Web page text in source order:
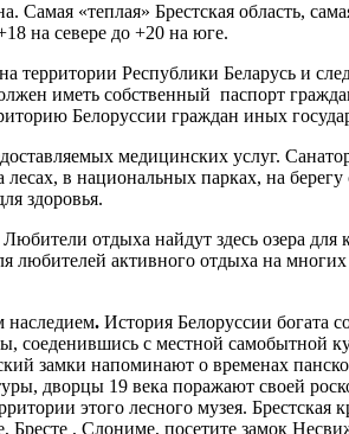
Самая «теплая» Брестская область,
на севере до +20 на юге.
Республики Беларусь и
иметь собственный паспорт
Белоруссии граждан иных
медицинских услуг.
в национальных парках, на
здоровья.
отдыха найдут здесь озера
активного отдыха на
наследием. История Белоруссии богата
с местной самобытной
замки напоминают о временах
дворцы 19 века поражают своей
этого лесного музея. Брестская
, Слониме, посетите замок